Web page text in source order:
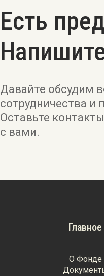
Есть
Давайте обсудим
сотрудничества и
Оставьте
с вами.
Главное
О Фонде